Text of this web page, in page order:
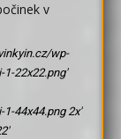
v
wp-
22x22.png'
44x44.png 2x'